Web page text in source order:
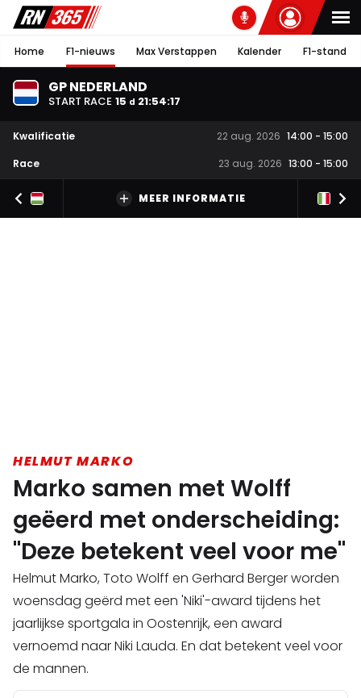
Home F1-nieuws Max Verstappen Kalender F1-stand
GP NEDERLAND
START RACE 15 d 21:54:16
Kwalificatie 22 aug. 2026 14:00 - 15:00
Race
23 aug. 2026 13:00 - 15:00
MEER INFORMATIE
HELMUT MARKO
Marko samen met Wolff
geëerd met onderscheiding:
"Deze betekent veel voor me"
Helmut Marko, Toto Wolff en Gerhard Berger worden
woensdag geërd met een 'Niki'-award tijdens het
jaarlijkse sportgala in Oostenrijk, een award
vernoemd naar Niki Lauda. En dat betekent veel voor
de mannen.